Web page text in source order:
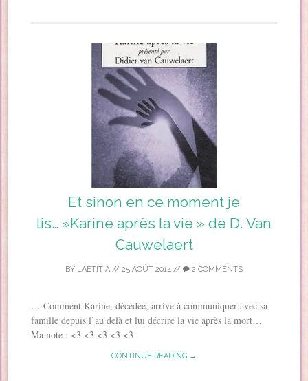
Et sinon en ce moment je
lis… »Karine après la vie » de D. Van
Cauwelaert
BY LAETITIA // 25 AOÛT 2014 // 2 COMMENTS
… Comment Karine, décédée, arrive à communiquer avec sa
famille depuis l’au delà et lui décrire la vie après la mort…
Ma note : <3 <3 <3 <3 <3
CONTINUE READING →